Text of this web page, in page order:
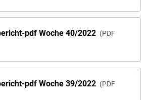
pdf Woche 40/2022
PDF
pdf Woche 39/2022
PDF